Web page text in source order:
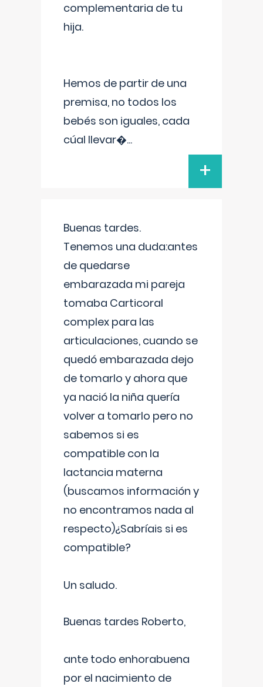
complementaria de tu
hija.
Hemos de partir de una
premisa, no todos los
bebés son iguales, cada
cúal llevar�...
+
Buenas tardes.
Tenemos una duda:antes
de quedarse
embarazada mi pareja
tomaba Carticoral
complex para las
articulaciones, cuando se
quedó embarazada dejo
de tomarlo y ahora que
ya nació la niña quería
volver a tomarlo pero no
sabemos si es
compatible con la
lactancia materna
(buscamos información y
no encontramos nada al
respecto)¿Sabríais si es
compatible?
Un saludo.
Buenas tardes Roberto,
ante todo enhorabuena
por el nacimiento de